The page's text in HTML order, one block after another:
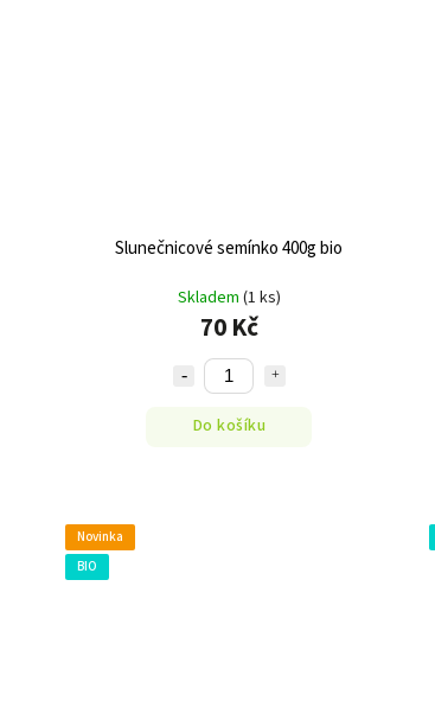
Slunečnicové semínko 400g bio
Skladem (1 ks)
70 Kč
Do košíku
Novinka
BIO